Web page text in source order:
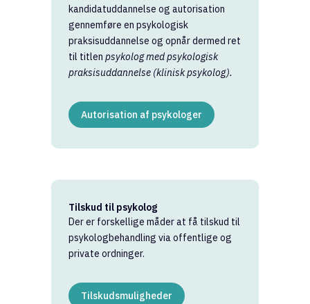
kandidatuddannelse og autorisation
gennemføre en psykologisk
praksisuddannelse og opnår dermed ret
til titlen psykolog med psykologisk
praksisuddannelse (klinisk psykolog).
Autorisation af psykologer
Tilskud til psykolog
Der er forskellige måder at få tilskud til
psykologbehandling via offentlige og
private ordninger.
Tilskudsmuligheder